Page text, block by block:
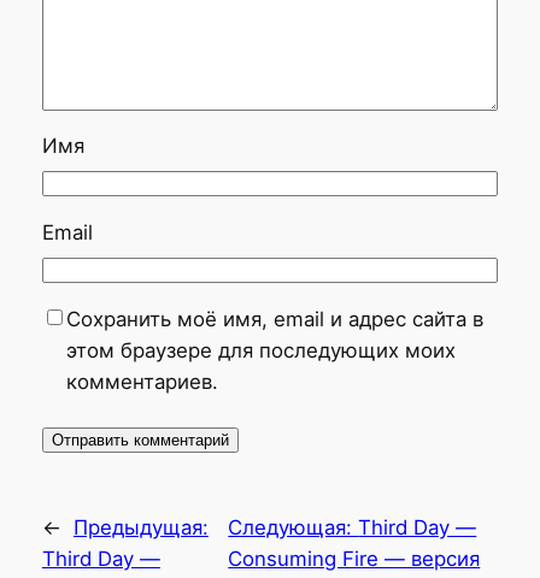
Имя
Email
Сохранить моё имя, email и адрес сайта в
этом браузере для последующих моих
комментариев.
←
Предыдущая:
Third Day —
Следующая:Third Day —
Consuming Fire — версия